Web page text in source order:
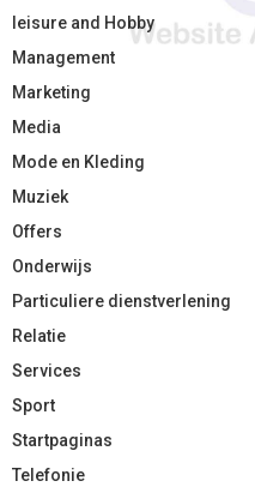
leisure and Hobby
Management
Marketing
Media
Mode en Kleding
Muziek
Offers
Onderwijs
Particuliere dienstverlening
Relatie
Services
Sport
Startpaginas
Telefonie